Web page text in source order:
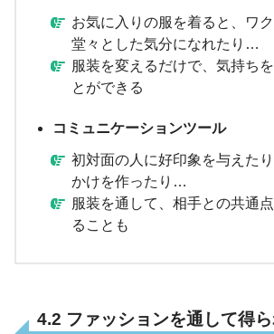
お気に入りの服を着ると、ワク
堂々とした気分になれたり…
服装を変えるだけで、気持ち
とができる
コミュニケーションツール
初対面の人に好印象を与えた
かけを作ったり…
服装を通して、相手との共通
ることも
4.2 ファッションを通して得